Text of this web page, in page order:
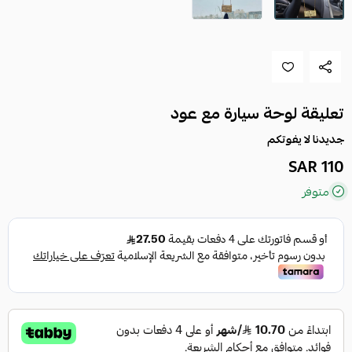
تعليقة لوحة سيارة مع عود
جديدنا لا يفوتكم
110 SAR
متوفر